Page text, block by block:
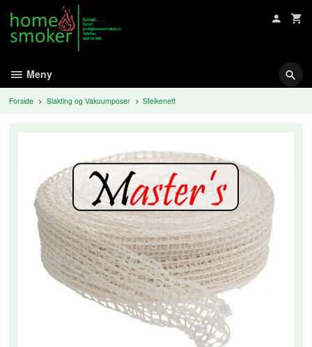
innholdet
Meny
Forside Slakting og Vakuumposer Steikenett